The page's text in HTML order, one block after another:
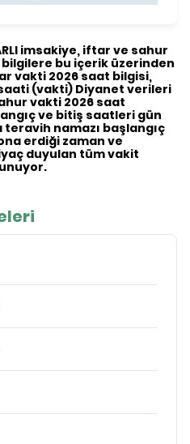
imsakiye, iftar ve sahur
bu içerik üzerinden
vakti 2026 saat bilgisi,
(vakti) Diyanet verileri
vakti 2026 saat
ve bitiş saatleri gün
namazı başlangıç
erdiği zaman ve
duyulan tüm vakit